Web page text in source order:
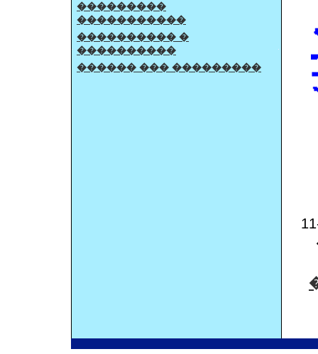
���������
�����������
���������� �
����������
������ ��� ���������